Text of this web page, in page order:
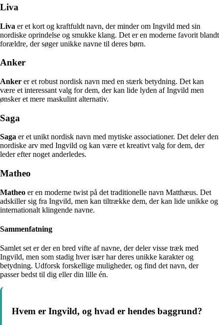
Liva
Liva er et kort og kraftfuldt navn, der minder om Ingvild med sin
nordiske oprindelse og smukke klang. Det er en moderne favorit blandt
forældre, der søger unikke navne til deres børn.
Anker
Anker er et robust nordisk navn med en stærk betydning. Det kan
være et interessant valg for dem, der kan lide lyden af Ingvild men
ønsker et mere maskulint alternativ.
Saga
Saga er et unikt nordisk navn med mytiske associationer. Det deler den
nordiske arv med Ingvild og kan være et kreativt valg for dem, der
leder efter noget anderledes.
Matheo
Matheo er en moderne twist på det traditionelle navn Matthæus. Det
adskiller sig fra Ingvild, men kan tiltrække dem, der kan lide unikke og
internationalt klingende navne.
Sammenfatning
Samlet set er der en bred vifte af navne, der deler visse træk med
Ingvild, men som stadig hver især har deres unikke karakter og
betydning. Udforsk forskellige muligheder, og find det navn, der
passer bedst til dig eller din lille én.
Hvem er Ingvild, og hvad er hendes baggrund?